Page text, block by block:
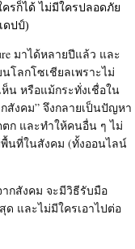
รก็ได้ ไม่มีใครปลอดภัย
ดปป์)
มาได้หลายปีแล้ว และ
โลกโซเชียลเพราะไม่
น หรือแม้กระทั่งเชื่อใน
สังคม” จึงกลายเป็นปัญหา
ก และทำให้คนอื่น ๆ ไม่
พื้นที่ในสังคม (ทั้งออนไลน์
กสังคม จะมีวิธีรับมือ
สุด และไม่มีใครเอาไปต่อ